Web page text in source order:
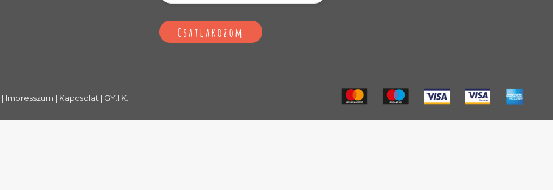
| Impresszum | Kapcsolat | GY.I.K.